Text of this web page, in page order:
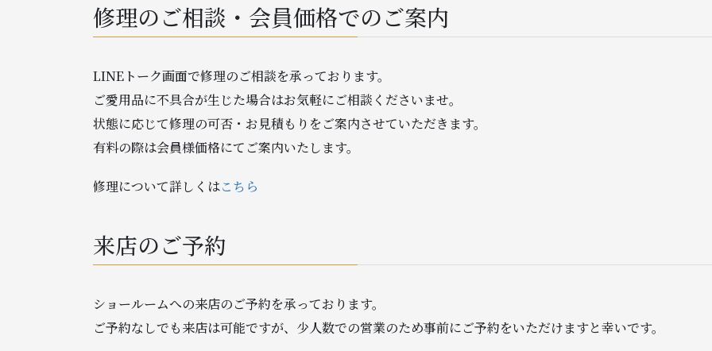
修理のご相談・会員価格でのご案内
LINEトーク画面で修理のご相談を承っております。
ご愛用品に不具合が生じた場合はお気軽にご相談くださいませ。
状態に応じて修理の可否・お見積もりをご案内させていただきます。
有料の際は会員様価格にてご案内いたします。
修理について詳しくはこちら
来店のご予約
ショールームへの来店のご予約を承っております。
ご予約なしでも来店は可能ですが、少人数での営業のため事前にご予約をいただけますと幸いです。